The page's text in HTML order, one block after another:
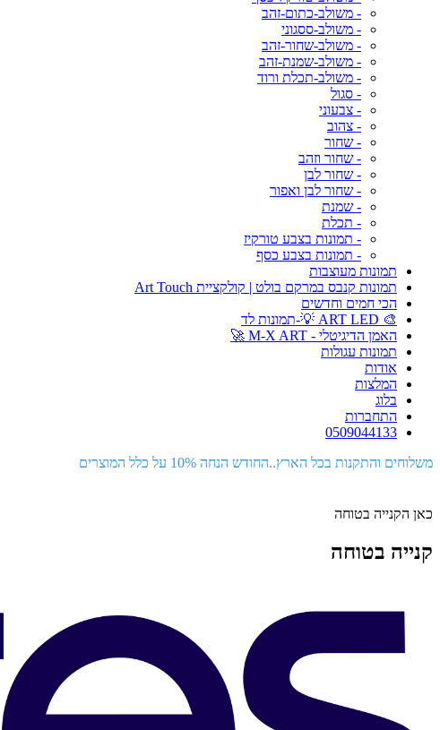
- משולב-כתום-זהב
- משולב-ססגוני
- משולב-שחור-זהב
- משולב-שמנת-זהב
- משולב-תכלת ורוד
- סגול
- צבעוני
- צהוב
- שחור
- שחור וזהב
- שחור לבן
- שחור לבן ואפור
- שמנת
- תכלת
- תמונות בצבע טורקיז
- תמונות בצבע כסף
תמונות מעוצבות
תמונות קנבס במרקם בולט | קולקציית Art Touch
הכי חמים וחדשים
🎨 ART LED 💡-תמונות לד
האמן הדיגיטלי - M-X ART 🚀
תמונות עגולות
אודות
המלצות
בלוג
התחברות
0509044133
משלוחים והתקנות בכל הארץ..החודש הנחה 10% על כלל המוצרים
כאן הקנייה בטוחה
קנייה בטוחה